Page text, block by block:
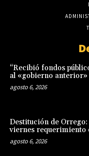
“Recibió fondos
al «gobierno
agosto 6, 2026
Destitución de
viernes requerimiento
agosto 6, 2026